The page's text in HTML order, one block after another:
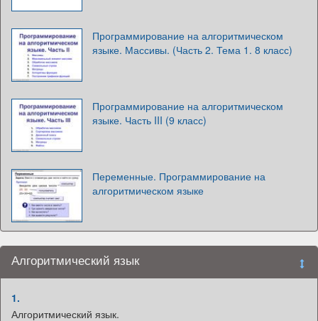
Программирование на алгоритмическом
языке. Массивы. (Часть 2. Тема 1. 8 класс)
Программирование на алгоритмическом
языке. Часть III (9 класс)
Переменные. Программирование на
алгоритмическом языке
Алгоритмический язык
1.
Алгоритмический язык.